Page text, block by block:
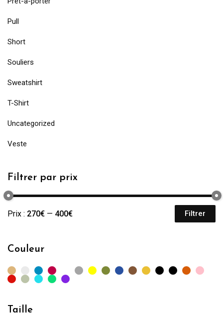
Pull
Short
Souliers
Sweatshirt
T-Shirt
Uncategorized
Veste
Filtrer par prix
Filtrer
Prix : 270€ — 400€
Couleur
Taille